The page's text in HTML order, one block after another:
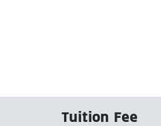
Tuition Fee